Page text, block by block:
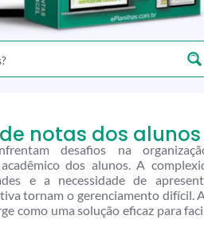
notas dos alunos
desafios na
dos alunos. A
e a necessidade de
tornam o gerenciamento difícil.
como uma solução eficaz para